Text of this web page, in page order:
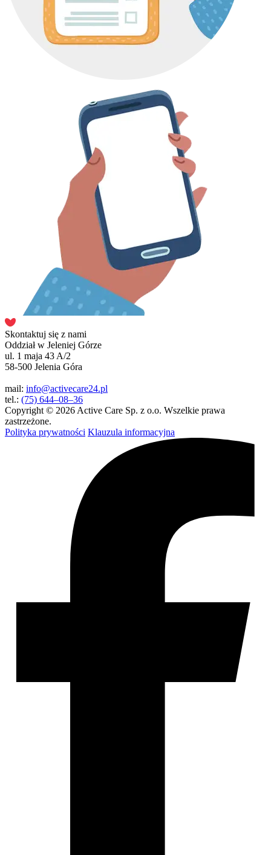
Skontaktuj się z nami
Oddział w Jeleniej Górze
ul. 1 maja 43 A/2
58-500 Jelenia Góra
mail: info@activecare24.pl
tel.: (75) 644–08–36
Copyright © 2026 Active Care Sp. z o.o. Wszelkie prawa
zastrzeżone.
Polityka prywatności Klauzula informacyjna